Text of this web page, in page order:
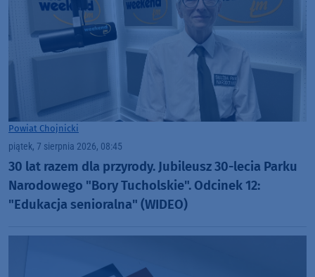
Powiat Chojnicki
piątek, 7 sierpnia 2026, 08:45
30 lat razem dla przyrody. Jubileusz 30-lecia Parku
Narodowego "Bory Tucholskie". Odcinek 12:
"Edukacja senioralna" (WIDEO)